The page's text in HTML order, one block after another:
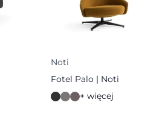
Noti
Fotel Palo | Noti
+ więcej